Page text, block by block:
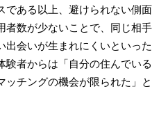
である以上、避けられない側面
者数が少ないことで、同じ相手
出会いが生まれにくいといった
験者からは「自分の住んでいる
チングの機会が限られた」と